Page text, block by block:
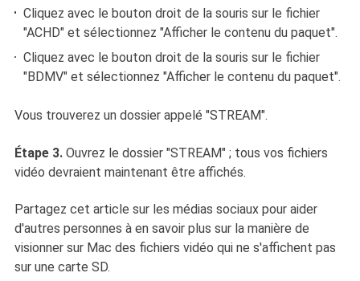
Cliquez avec le bouton droit de la souris sur le fichier
"ACHD" et sélectionnez "Afficher le contenu du paquet".
Cliquez avec le bouton droit de la souris sur le fichier
"BDMV" et sélectionnez "Afficher le contenu du paquet".
Vous trouverez un dossier appelé "STREAM".
Étape 3.Ouvrez le dossier "STREAM" ; tous vos fichiers
vidéo devraient maintenant être affichés.
Partagez cet article sur les médias sociaux pour aider
d'autres personnes à en savoir plus sur la manière de
visionner sur Mac des fichiers vidéo qui ne s'affichent pas
sur une carte SD.